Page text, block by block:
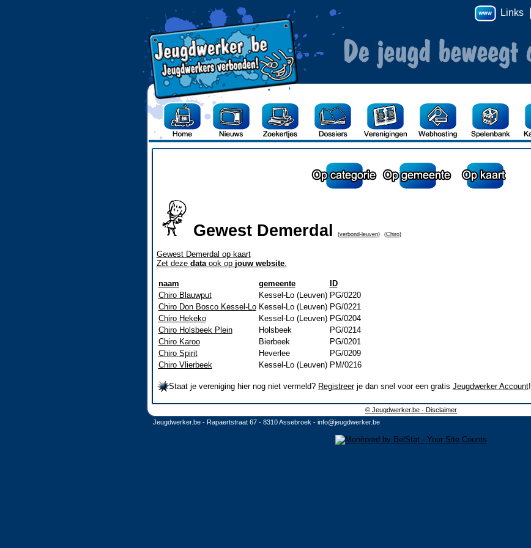
Links
Gewest Demerdal (verbond-leuven) (Chiro)
Gewest Demerdal op kaart
Zet deze dataook op jouw website.
naam gemeente
ID
Chiro Blauwput
Kessel-Lo (Leuven) PG/0220
Chiro Don Bosco Kessel-Lo Kessel-Lo (Leuven) PG/0221
Chiro Hekeko
Kessel-Lo (Leuven) PG/0204
Chiro Holsbeek Plein
Holsbeek
PG/0214
Chiro Karoo
Bierbeek
PG/0201
Chiro Spirit
Heverlee
PG/0209
Chiro Vlierbeek
Kessel-Lo (Leuven) PM/0216
Staat je vereniging hier nog niet vermeld? Registreerje dan snel voor een gratis Jeugdwerker Account!
© Jeugdwerker.be - Disclaimer
Jeugdwerker.be - Rapaertstraat 67 - 8310 Assebroek - info@jeugdwerker.be